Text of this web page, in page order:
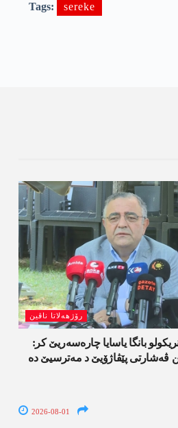
Tags: sereke
رۆژھەلاتا ناڤین
بانگا یاسایا چارەسەریێ کر:
ڤەشارتی پێڤاژۆیێ د مەترسیێ دە
2026-08-01